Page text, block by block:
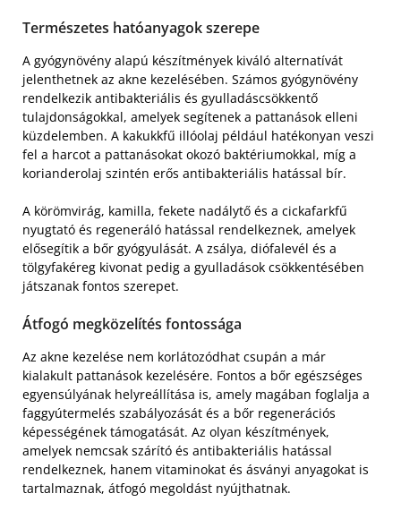
Természetes hatóanyagok szerepe
A gyógynövény alapú készítmények kiváló alternatívát
jelenthetnek az akne kezelésében. Számos gyógynövény
rendelkezik antibakteriális és gyulladáscsökkentő
tulajdonságokkal, amelyek segítenek a pattanások elleni
küzdelemben. A kakukkfű illóolaj például hatékonyan veszi
fel a harcot a pattanásokat okozó baktériumokkal, míg a
korianderolaj szintén erős antibakteriális hatással bír.
A körömvirág, kamilla, fekete nadálytő és a cickafarkfű
nyugtató és regeneráló hatással rendelkeznek, amelyek
elősegítik a bőr gyógyulását. A zsálya, diófalevél és a
tölgyfakéreg kivonat pedig a gyulladások csökkentésében
játszanak fontos szerepet.
Átfogó megközelítés fontossága
Az akne kezelése nem korlátozódhat csupán a már
kialakult pattanások kezelésére. Fontos a bőr egészséges
egyensúlyának helyreállítása is, amely magában foglalja a
faggyútermelés szabályozását és a bőr regenerációs
képességének támogatását. Az olyan készítmények,
amelyek nemcsak szárító és antibakteriális hatással
rendelkeznek, hanem vitaminokat és ásványi anyagokat is
tartalmaznak, átfogó megoldást nyújthatnak.